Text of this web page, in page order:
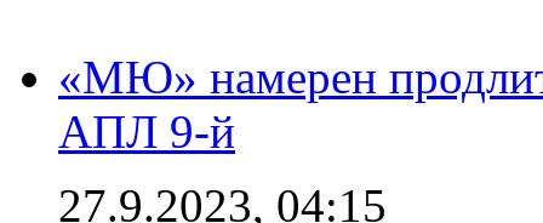
«МЮ» намерен
АПЛ 9-й
27.9.2023, 04:15